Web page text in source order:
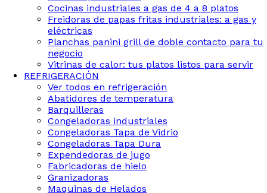
Cocinas industriales a gas de 4 a 8 platos
Freidoras de papas fritas industriales: a gas y
eléctricas
Planchas panini grill de doble contacto para tu
negocio
Vitrinas de calor: tus platos listos para servir
REFRIGERACIÓN
Ver todos en refrigeración
Abatidores de temperatura
Barquilleras
Congeladoras industriales
Congeladoras Tapa de Vidrio
Congeladoras Tapa Dura
Expendedoras de jugo
Fabricadoras de hielo
Granizadoras
Maquinas de Helados